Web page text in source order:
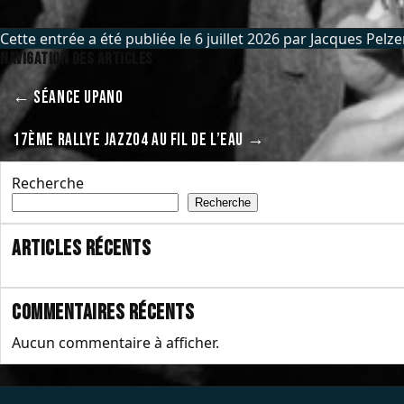
Cette entrée a été publiée le 6 juillet 2026 par Jacques
Navigation des articles
←SÉANCE UPANO
17ÈME RALLYE JAZZ04 AU FIL DE L’EAU →
Recherche
Recherche
Articles récents
Commentaires récents
Aucun commentaire à afficher.